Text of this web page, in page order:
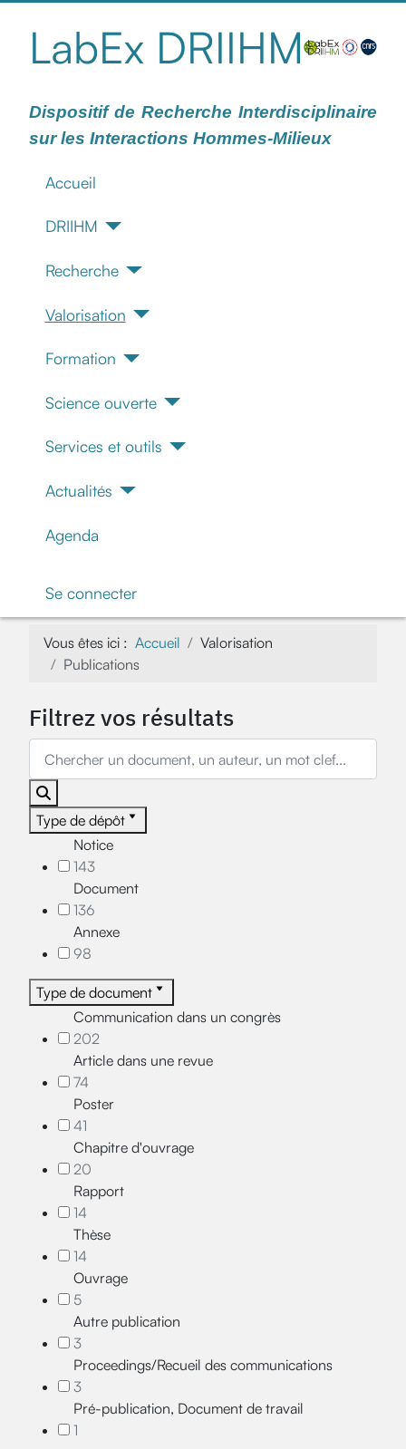
LabEx DRIIHM
Dispositif de Recherche Interdisciplinaire
sur les Interactions Hommes-Milieux
Accueil
DRIIHM
Recherche
Valorisation
Formation
Science ouverte
Services et outils
Actualités
Agenda
Se connecter
Vous êtes ici : Accueil
Valorisation
Publications
Filtrez vos résultats
Type de dépôt
Notice
143
Document
136
Annexe
98
Type de document
Communication dans un congrès
202
Article dans une revue
74
Poster
41
Chapitre d'ouvrage
20
Rapport
14
Thèse
14
Ouvrage
5
Autre publication
3
Proceedings/Recueil des communications
3
Pré-publication, Document de travail
1